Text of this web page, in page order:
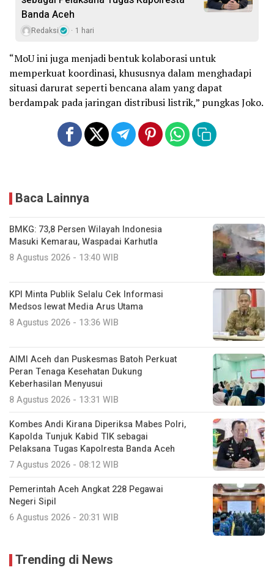
Banda Aceh
Redaksi 1 hari
“MoU ini juga menjadi bentuk kolaborasi untuk
memperkuat koordinasi, khususnya dalam menghadapi
situasi darurat seperti bencana alam yang dapat
berdampak pada jaringan distribusi listrik,” pungkas Joko.
Baca Lainnya
BMKG: 73,8 Persen Wilayah Indonesia
Masuki Kemarau, Waspadai Karhutla
8 Agustus 2026 - 13:40 WIB
KPI Minta Publik Selalu Cek Informasi
Medsos lewat Media Arus Utama
8 Agustus 2026 - 13:36 WIB
AIMI Aceh dan Puskesmas Batoh Perkuat
Peran Tenaga Kesehatan Dukung
Keberhasilan Menyusui
8 Agustus 2026 - 13:31 WIB
Kombes Andi Kirana Diperiksa Mabes Polri,
Kapolda Tunjuk Kabid TIK sebagai
Pelaksana Tugas Kapolresta Banda Aceh
7 Agustus 2026 - 08:12 WIB
Pemerintah Aceh Angkat 228 Pegawai
Negeri Sipil
6 Agustus 2026 - 20:31 WIB
Trending di News